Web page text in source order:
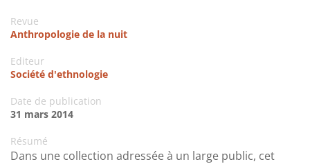
Revue
Anthropologie de la nuit
Editeur
Société d'ethnologie
Date de publication
31 mars 2014
Résumé
Dans une collection adressée à un large public, cet